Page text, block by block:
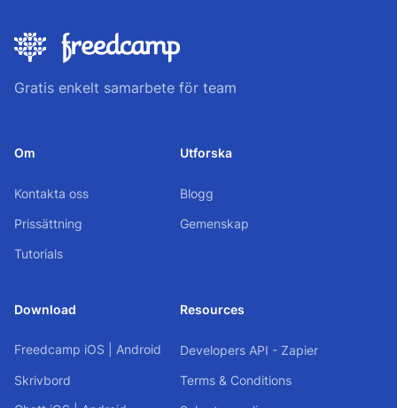
Gratis enkelt samarbete för team
Om
Kontakta oss
Prissättning
Tutorials
Utforska
Blogg
Gemenskap
Download
Freedcamp iOS Android
Skrivbord
Resources
Developers API - Zapier
Terms & Conditions